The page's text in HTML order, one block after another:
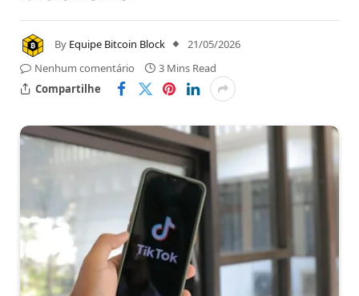
By Equipe Bitcoin Block
21/05/2026
Nenhum comentário
3 Mins Read
Compartilhe